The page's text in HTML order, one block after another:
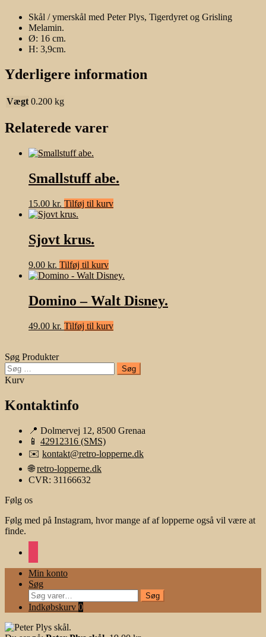
Skål / ymerskål med Peter Plys, Tigerdyret og Grisling
Melamin.
Ø: 16 cm.
H: 3,9cm.
Yderligere information
Vægt 0.200 kg
Relaterede varer
Smallstuff abe.
15.00 kr. Tilføj til kurv
Sjovt krus.
9.00 kr. Tilføj til kurv
Domino – Walt Disney.
49.00 kr. Tilføj til kurv
Søg Produkter
Søg
efter:
Kurv
Kontaktinfo
📍 Dolmervej 12, 8500 Grenaa
📱 42912316 (SMS)
✉️ kontakt@retro-lopperne.dk
🌐retro-lopperne.dk
CVR: 31166632
Følg os
Følg med på Instagram, hvor mange af af lopperne også vil være at
finde.
Min konto
Søg
Søg
efter:
Søg
Indkøbskurv 0